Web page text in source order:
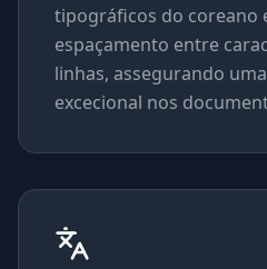
tipográficos do coreano
espaçamento entre
linhas, assegurando
excecional nos